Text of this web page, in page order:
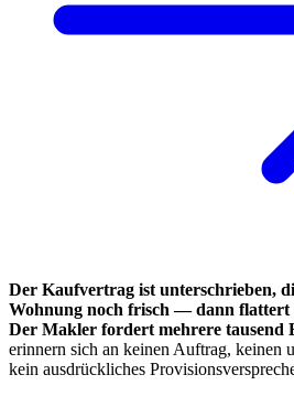
Der Kaufvertrag ist unterschrieben,
Wohnung noch frisch — dann flattert
Der Makler fordert mehrere tausend
erinnern sich an keinen Auftrag, keinen
kein ausdrückliches